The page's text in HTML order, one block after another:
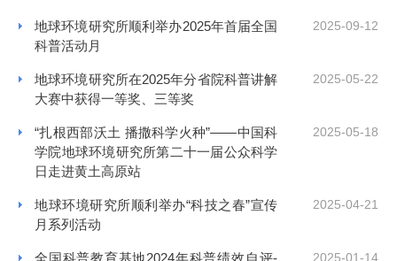
2025-09-12
地球环境研究所顺利举办2025年首届全国
科普活动月
2025-05-22
地球环境研究所在2025年分省院科普讲解
大赛中获得一等奖、三等奖
2025-05-18
“扎根西部沃土 播撒科学火种”——中国科
学院地球环境研究所第二十一届公众科学
日走进黄土高原站
2025-04-21
地球环境研究所顺利举办“科技之春”宣传
月系列活动
2025-01-14
全国科普教育基地2024年科普绩效自评-